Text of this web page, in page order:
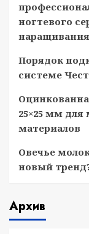
ногтевого
Порядок
системе
25×25 мм
материалов
Овечье
новый
Архив